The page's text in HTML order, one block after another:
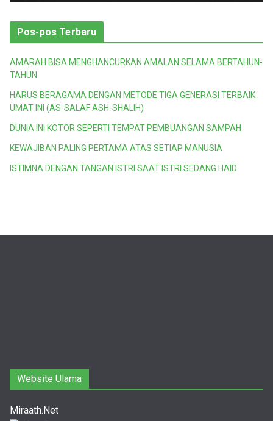
Pos-pos Terbaru
AMARAH BISA MENGHANCURKAN AMALAN SELAMA BERTAHUN-
TAHUN
HARUS BERAGAMA DENGAN METODE TIGA GENERASI TERBAIK
UMAT INI (AS-SALAF ASH-SHALIH)
DUNIA INI KOTOR SEPERTI TEMPAT PEMBUANGAN SAMPAH
KEWAJIBAN PALING PERTAMA ATAS SETIAP MANUSIA
ISTIMNA DENGAN TANGAN ISTRI SAAT ISTRI SEDANG HAID
Website Ulama
Miraath.Net